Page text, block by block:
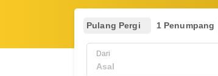
Pulang Pergi 1 Penumpang
Dari